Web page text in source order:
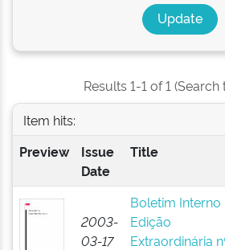
Results 1-1 of 1
Item hits:
Preview
Issue
Date
Title
2003-
03-17
Boletim Interno
Edição
Extraordinária